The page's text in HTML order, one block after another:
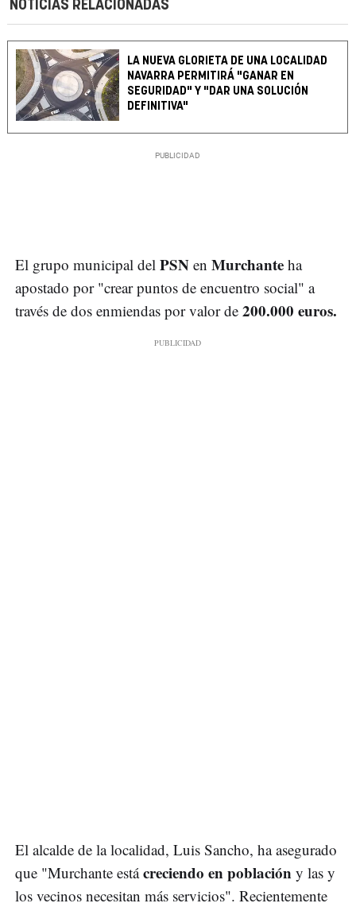
NOTICIAS RELACIONADAS
LA NUEVA GLORIETA DE UNA LOCALIDAD
NAVARRA PERMITIRÁ "GANAR EN
SEGURIDAD" Y "DAR UNA SOLUCIÓN
DEFINITIVA"
El grupo municipal del PSN en Murchante ha
apostado por "crear puntos de encuentro social" a
través de dos enmiendas por valor de 200.000 euros.
El alcalde de la localidad, Luis Sancho, ha asegurado
que "Murchante estácreciendo en población y las y
los vecinos necesitan más servicios". Recientemente